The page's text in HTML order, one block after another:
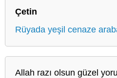
Çetin
Rüyada yeşil cenaze
Allah razı olsun güzel